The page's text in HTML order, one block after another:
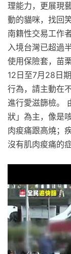
理能力，更展現
動的貓咪，找回
南籍性交易工作
入境台灣已超過
使用保險套，苗
12日至7月28日
行為，請主動在
進行愛滋篩檢。
狀」為主，像是
肉痠痛跟高燒；
沒有肌肉痠痛的症